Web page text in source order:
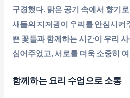
구경했다. 맑은 공기 속에서 향기
새들의 지저귐이 우리를 안심시켜
쁜 꽃들과 함께하는 시간이 우리
심어주었고, 서로를 더욱 소중히
함께하는 요리 수업으로 소통